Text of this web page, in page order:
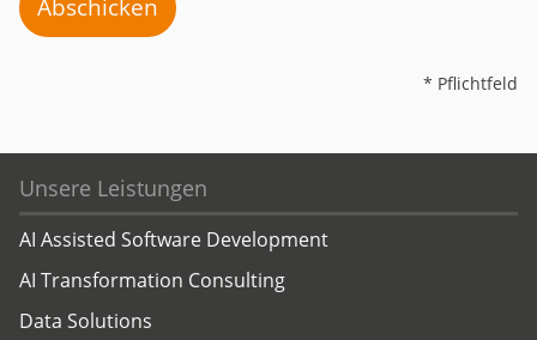
Abschicken
* Pflichtfeld
Unsere Leistungen
AI Assisted Software Development
AI Transformation Consulting
Data Solutions